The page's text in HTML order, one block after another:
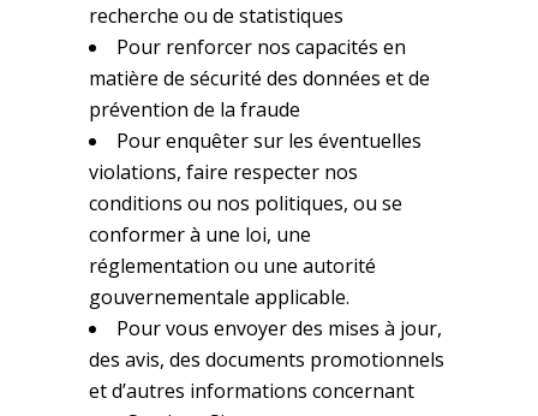
recherche ou de statistiques
Pour renforcer nos capacités en
matière de sécurité des données et de
prévention de la fraude
Pour enquêter sur les éventuelles
violations, faire respecter nos
conditions ou nos politiques, ou se
conformer à une loi, une
réglementation ou une autorité
gouvernementale applicable.
Pour vous envoyer des mises à jour,
des avis, des documents promotionnels
et d’autres informations concernant